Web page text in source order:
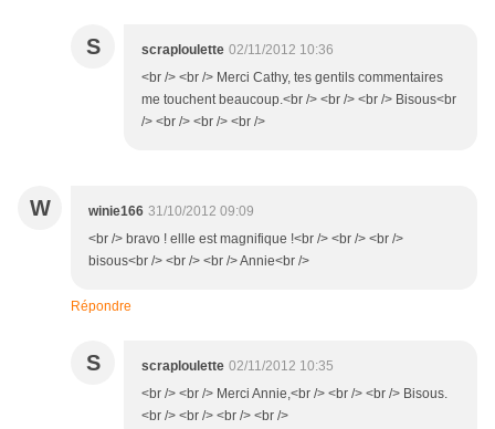
S scraploulette 02/11/2012 10:36
<br /> <br /> Merci Cathy, tes gentils commentaires
me touchent beaucoup.<br /> <br /> <br /> Bisous<br
/> <br /> <br /> <br />
W winie166 31/10/2012 09:09
<br /> bravo ! ellle est magnifique !<br /> <br /> <br />
bisous<br /> <br /> <br /> Annie<br />
Répondre
S scraploulette 02/11/2012 10:35
<br /> <br /> Merci Annie,<br /> <br /> <br /> Bisous.
<br /> <br /> <br /> <br />